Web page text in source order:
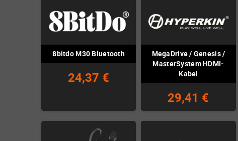
8bitdo M30 Bluetooth
24,37 €
MegaDrive / Genesis /
MasterSystem HDMI-
Kabel
29,41 €